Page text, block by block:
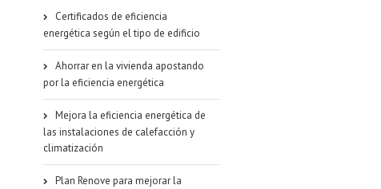
Certificados de eficiencia
energética según el tipo de edificio
Ahorrar en la vivienda apostando
por la eficiencia energética
Mejora la eficiencia energética de
las instalaciones de calefacción y
climatización
Plan Renove para mejorar la